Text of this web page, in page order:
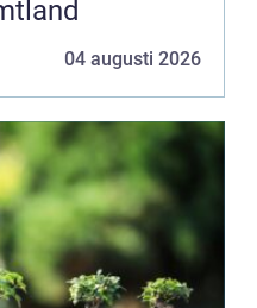
04 augusti 2026